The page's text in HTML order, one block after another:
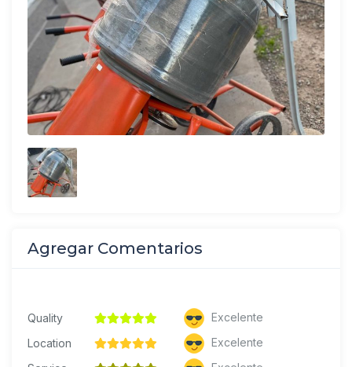
Agregar Comentarios
Quality
Excelente
Location
Excelente